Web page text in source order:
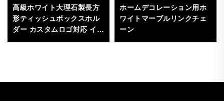
高級ホワイト大理石製長方
形ティッシュボックスホル
ダー カスタムロゴ対応 イン
ホームデコレーション用ホ
ワイトマーブルリンクチェ
ーン